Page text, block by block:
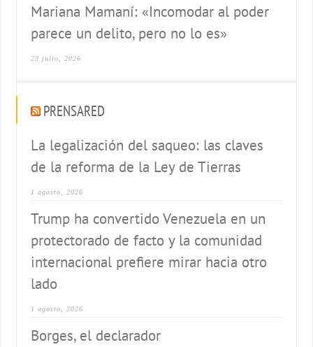
Mariana Mamaní: «Incomodar al poder
parece un delito, pero no lo es»
23 julio, 2026
PRENSARED
La legalización del saqueo: las claves
de la reforma de la Ley de Tierras
1 agosto, 2026
Trump ha convertido Venezuela en un
protectorado de facto y la comunidad
internacional prefiere mirar hacia otro
lado
1 agosto, 2026
Borges, el declarador